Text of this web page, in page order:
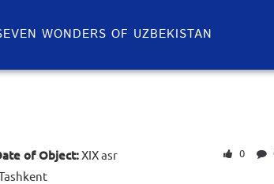
WONDERS OF UZBEKISTAN
of Object:XIX asr 0